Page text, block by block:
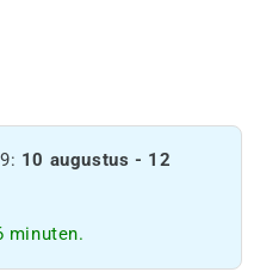
10 augustus - 12
minuten.